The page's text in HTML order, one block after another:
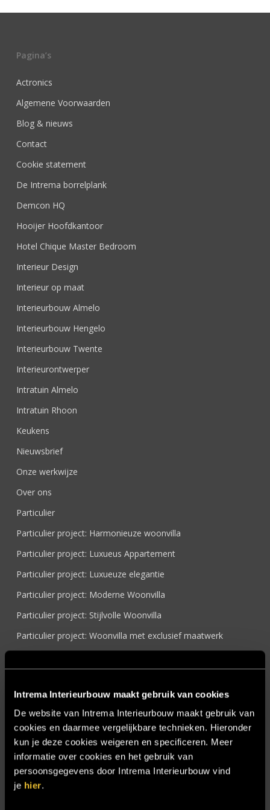
Intrema Interieurbouw maakt gebruik van cookies
De website van Intrema Interieurbouw maakt gebruik van
cookies en daarmee vergelijkbare technieken. Hieronder
kun je deze cookies weigeren en specificeren. Meer
informatie over cookies en het gebruik van
persoonsgegevens door Intrema Interieurbouw vind
je hier.
Pagina’s
Actronics
Algemene Voorwaarden
Blog & nieuws
Contact
Cookie statement
De Intrema borrelplank
Demcon HQ
Hooijer Hoofdkantoor
Hotel Chique Master Bedroom
Interieur Design
Interieur op maat
Interieurbouw Almelo
Interieurbouw Hengelo
Interieurbouw Twente
Interieurontwerper
Intratuin Almelo
Intratuin Rhoon
Keukens
Nieuwsbrief
Onze werkwijze
Over ons
Particulier
Particulier project: Harmonieuze woonvilla
Particulier project: Luxueus Appartement
Particulier project: Luxueuze elegantie
Particulier project: Moderne Woonvilla
Particulier project: Stijlvolle Woonvilla
Particulier project: Woonvilla met exclusief maatwerk
Samenwerken
Sensire
Showroom
SIDN
Trebbe MiddenWest